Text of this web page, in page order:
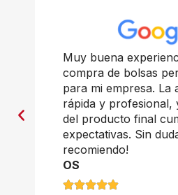
Muy buena
compra de bolsas
para mi empresa. La
rápida y profesional,
del producto final
expectativas. Sin
recomiendo!
OS